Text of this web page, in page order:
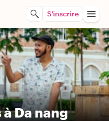
S'inscrire
Da nang